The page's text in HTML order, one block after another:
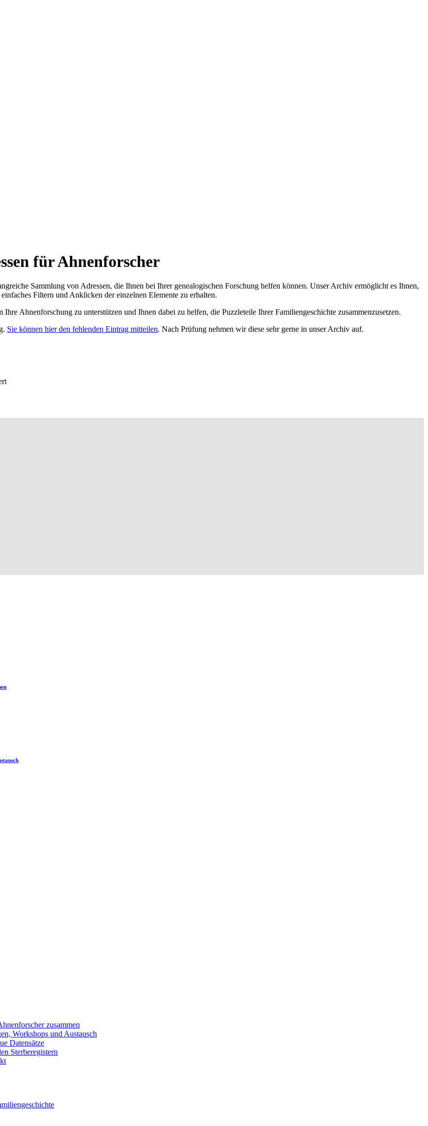
für Ahnenforscher
Sammlung von Adressen, die Ihnen bei Ihrer genealogischen Forschung helfen können. Unser Archiv ermöglicht es Ihnen,
Filtern und Anklicken der einzelnen Elemente zu erhalten.
Ahnenforschung zu unterstützen und Ihnen dabei zu helfen, die Puzzleteile Ihrer Familiengeschichte zusammenzusetzen.
Sie können hier den fehlenden Eintrag mitteilen. Nach Prüfung nehmen wir diese sehr gerne in unser Archiv auf.
zusammen
Workshops und Austausch
Datensätze
Sterberegistern